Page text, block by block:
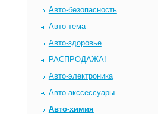
Авто-безопасность
Авто-тема
Авто-здоровье
РАСПРОДАЖА!
Авто-электроника
Авто-акссессуары
Авто-химия